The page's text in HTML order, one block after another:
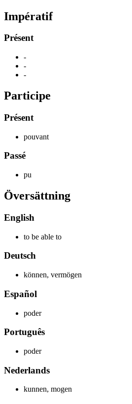
Impératif
Présent
-
-
-
Participe
Présent
pouvant
Passé
pu
Översättning
English
to be able to
Deutsch
können, vermögen
Español
poder
Português
poder
Nederlands
kunnen, mogen